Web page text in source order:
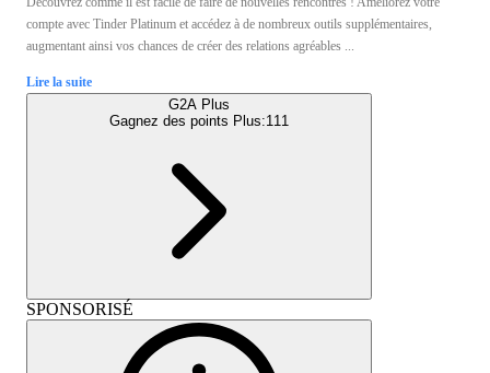
compte avec Tinder Platinum et accédez à de nombreux outils supplémentaires,
augmentant ainsi vos chances de créer des relations agréables ...
Lire la suite
G2A Plus
Gagnez des points Plus:111
SPONSORISÉ